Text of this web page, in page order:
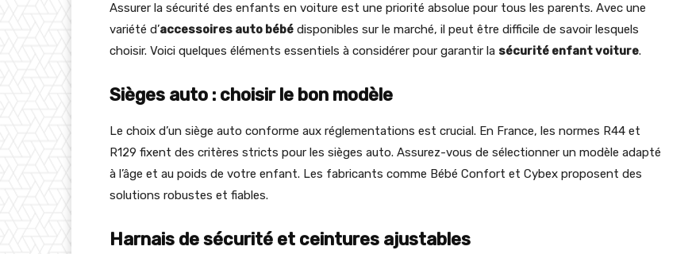
Assurer la sécurité des enfants en voiture est une priorité absolue pour tous les parents. Avec une
variété d’accessoires auto bébé disponibles sur le marché, il peut être difficile de savoir lesquels
choisir. Voici quelques éléments essentiels à considérer pour garantir la sécurité enfant voiture.
Sièges auto : choisir le bon modèle
Le choix d’un siège auto conforme aux réglementations est crucial. En France, les normes R44 et
R129 fixent des critères stricts pour les sièges auto. Assurez-vous de sélectionner un modèle adapté
à l’âge et au poids de votre enfant. Les fabricants comme Bébé Confort et Cybex proposent des
solutions robustes et fiables.
Harnais de sécurité et ceintures ajustables